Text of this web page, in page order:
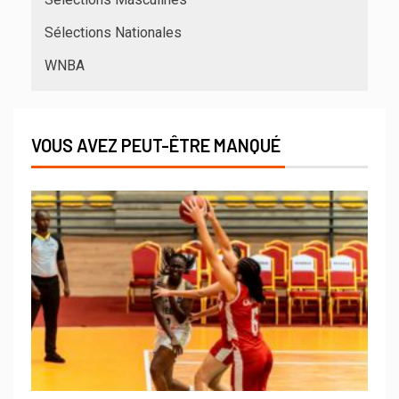
Sélections Nationales
WNBA
VOUS AVEZ PEUT-ÊTRE MANQUÉ